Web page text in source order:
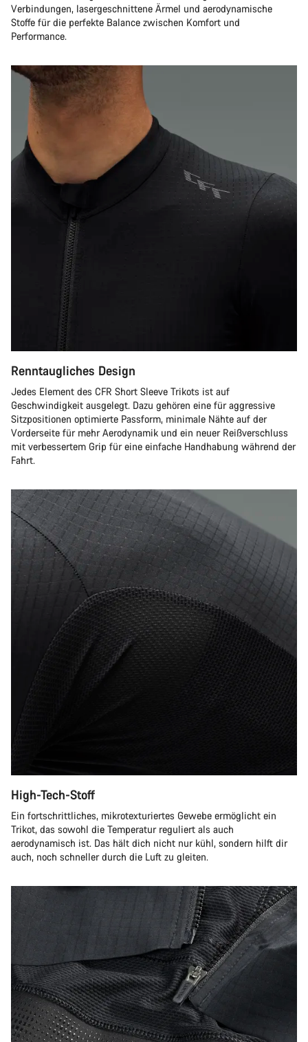
Verbindungen, lasergeschnittene Ärmel und aerodynamische
Stoffe für die perfekte Balance zwischen Komfort und
Performance.
Renntaugliches Design
Jedes Element des CFR Short Sleeve Trikots ist auf
Geschwindigkeit ausgelegt. Dazu gehören eine für aggressive
Sitzpositionen optimierte Passform, minimale Nähte auf der
Vorderseite für mehr Aerodynamik und ein neuer Reißverschluss
mit verbessertem Grip für eine einfache Handhabung während der
Fahrt.
High-Tech-Stoff
Ein fortschrittliches, mikrotexturiertes Gewebe ermöglicht ein
Trikot, das sowohl die Temperatur reguliert als auch
aerodynamisch ist. Das hält dich nicht nur kühl, sondern hilft dir
auch, noch schneller durch die Luft zu gleiten.